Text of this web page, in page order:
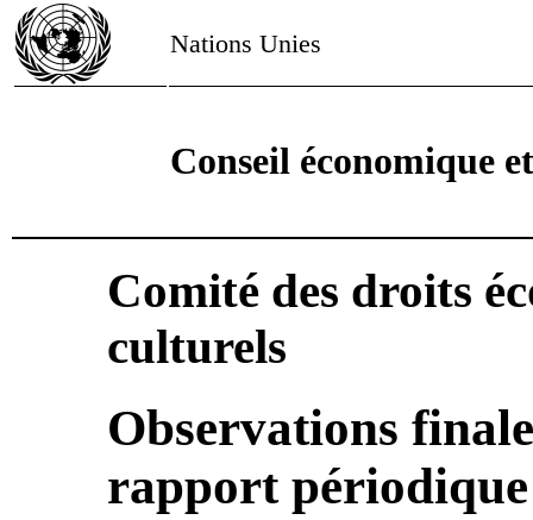
Nations Unies
Conseil économique
Comité des droits
culturels
Observations
rapport